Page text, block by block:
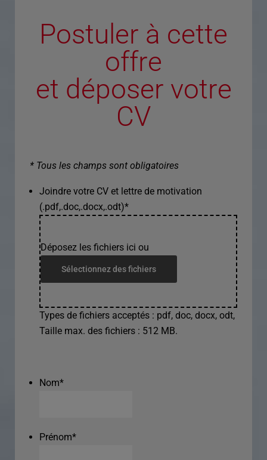
Postuler à cette
offre
et déposer votre
CV
* Tous les champs sont obligatoires
Joindre votre CV et lettre de motivation
(.pdf,.doc,.docx,.odt)*
Déposez les fichiers ici ou
Sélectionnez des fichiers
Types de fichiers acceptés : pdf, doc, docx, odt,
Taille max. des fichiers : 512 MB.
Nom*
Prénom*